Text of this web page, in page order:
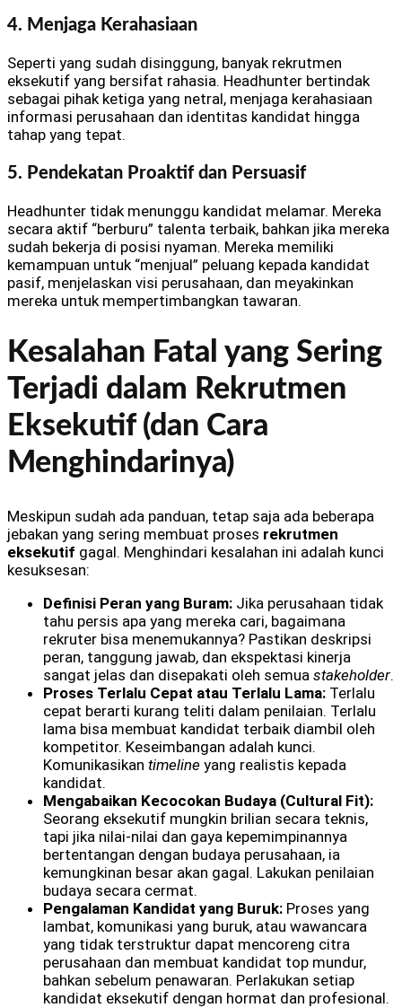
4. Menjaga Kerahasiaan
Seperti yang sudah disinggung, banyak rekrutmen
eksekutif yang bersifat rahasia. Headhunter bertindak
sebagai pihak ketiga yang netral, menjaga kerahasiaan
informasi perusahaan dan identitas kandidat hingga
tahap yang tepat.
5. Pendekatan Proaktif dan Persuasif
Headhunter tidak menunggu kandidat melamar. Mereka
secara aktif “berburu” talenta terbaik, bahkan jika mereka
sudah bekerja di posisi nyaman. Mereka memiliki
kemampuan untuk “menjual” peluang kepada kandidat
pasif, menjelaskan visi perusahaan, dan meyakinkan
mereka untuk mempertimbangkan tawaran.
Kesalahan Fatal yang Sering
Terjadi dalam Rekrutmen
Eksekutif (dan Cara
Menghindarinya)
Meskipun sudah ada panduan, tetap saja ada beberapa
jebakan yang sering membuat proses rekrutmen
eksekutif gagal. Menghindari kesalahan ini adalah kunci
kesuksesan:
Definisi Peran yang Buram: Jika perusahaan tidak
tahu persis apa yang mereka cari, bagaimana
rekruter bisa menemukannya? Pastikan deskripsi
peran, tanggung jawab, dan ekspektasi kinerja
sangat jelas dan disepakati oleh semua stakeholder.
Proses Terlalu Cepat atau Terlalu Lama: Terlalu
cepat berarti kurang teliti dalam penilaian. Terlalu
lama bisa membuat kandidat terbaik diambil oleh
kompetitor. Keseimbangan adalah kunci.
Komunikasikan timeline yang realistis kepada
kandidat.
Mengabaikan Kecocokan Budaya (Cultural Fit):
Seorang eksekutif mungkin brilian secara teknis,
tapi jika nilai-nilai dan gaya kepemimpinannya
bertentangan dengan budaya perusahaan, ia
kemungkinan besar akan gagal. Lakukan penilaian
budaya secara cermat.
Pengalaman Kandidat yang Buruk: Proses yang
lambat, komunikasi yang buruk, atau wawancara
yang tidak terstruktur dapat mencoreng citra
perusahaan dan membuat kandidat top mundur,
bahkan sebelum penawaran. Perlakukan setiap
kandidat eksekutif dengan hormat dan profesional.